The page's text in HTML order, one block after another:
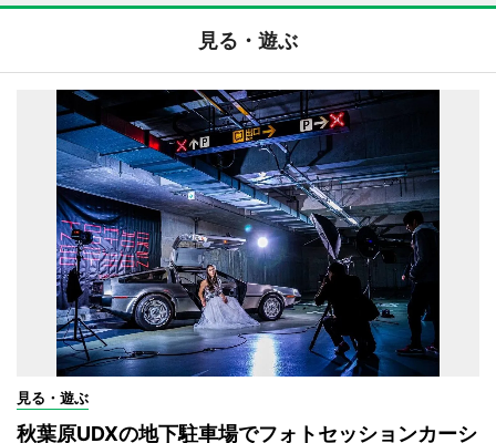
見る・遊ぶ
見る・遊ぶ
秋葉原UDXの地下駐車場でフォトセッションカーシ